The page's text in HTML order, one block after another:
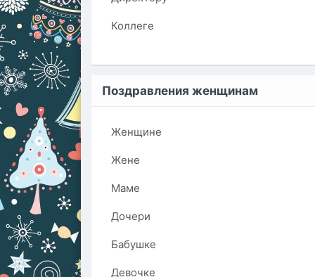
Коллеге
Поздравления женщинам
Женщине
Жене
Маме
Дочери
Бабушке
Девочке